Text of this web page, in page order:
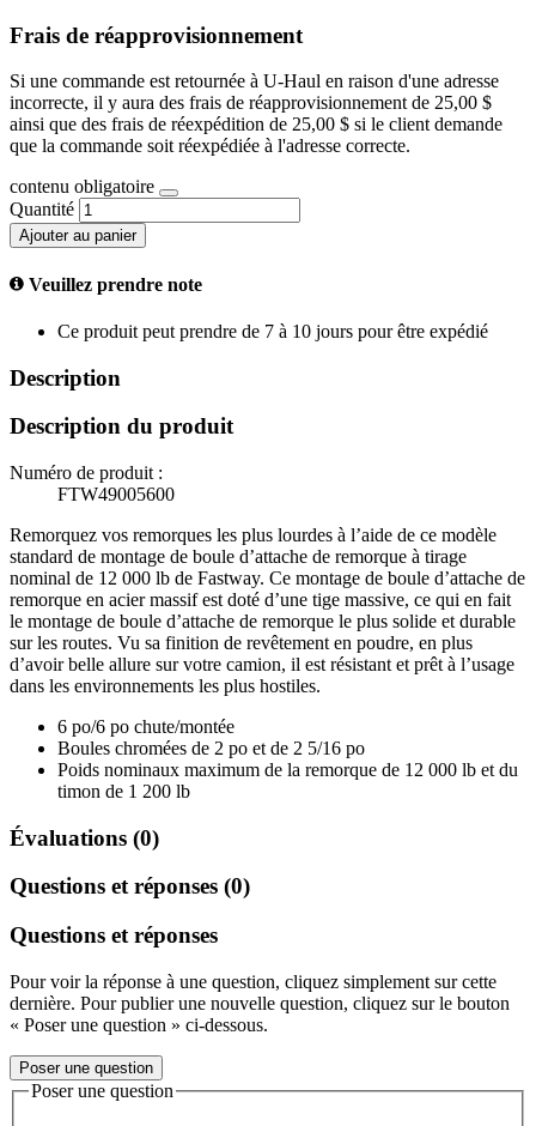
Frais de réapprovisionnement
Si une commande est retournée à U-Haul en raison d'une adresse
incorrecte, il y aura des frais de réapprovisionnement de 25,00 $
ainsi que des frais de réexpédition de 25,00 $ si le client demande
que la commande soit réexpédiée à l'adresse correcte.
contenu obligatoire
Quantité
Ajouter au panier
Veuillez prendre note
Ce produit peut prendre de 7 à 10 jours pour être expédié
Description
Description du produit
Numéro de produit :
FTW49005600
Remorquez vos remorques les plus lourdes à l’aide de ce modèle
standard de montage de boule d’attache de remorque à tirage
nominal de 12 000 lb de Fastway. Ce montage de boule d’attache de
remorque en acier massif est doté d’une tige massive, ce qui en fait
le montage de boule d’attache de remorque le plus solide et durable
sur les routes. Vu sa finition de revêtement en poudre, en plus
d’avoir belle allure sur votre camion, il est résistant et prêt à l’usage
dans les environnements les plus hostiles.
6 po/6 po chute/montée
Boules chromées de 2 po et de 2 5/16 po
Poids nominaux maximum de la remorque de 12 000 lb et du
timon de 1 200 lb
Évaluations (0)
Questions et réponses (0)
Questions et réponses
Pour voir la réponse à une question, cliquez simplement sur cette
dernière. Pour publier une nouvelle question, cliquez sur le bouton
« Poser une question » ci-dessous.
Poser une question
Poser une question